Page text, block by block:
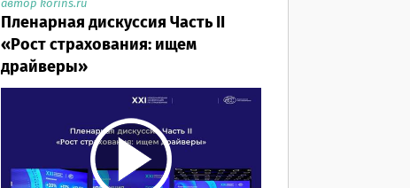
автор korins.ru
Пленарная дискуссия Часть II
«Рост страхования: ищем
драйверы»